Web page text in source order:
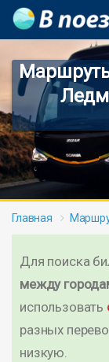
Главная
Для поиска
между
использовать
разных
низкую.